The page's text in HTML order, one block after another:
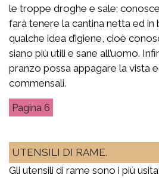
le troppe droghe e sale;
farà tenere la cantina netta ed in
qualche idea d’igiene, cioè
siano più utili e sane all’uomo.
pranzo possa appagare la vista
commensali.
6
UTENSILI DI RAME.
Gli utensili di rame sono i più